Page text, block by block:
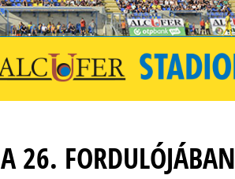
26. FORDULÓJÁBAN